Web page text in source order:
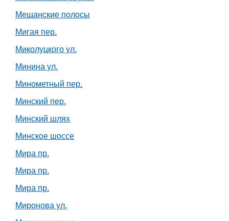
Мещанские полосы
Мигая пер.
Миколуцкого ул.
Минина ул.
Минометный пер.
Минский пер.
Минский шлях
Минское шоссе
Мира пр.
Мира пр.
Мира пр.
Миронова ул.